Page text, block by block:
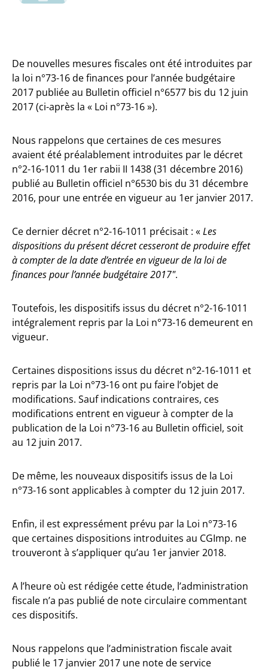
De nouvelles mesures fiscales ont été introduites par
la loi n°73-16 de finances pour l’année budgétaire
2017 publiée au Bulletin officiel n°6577 bis du 12 juin
2017 (ci-après la « Loi n°73-16 »).
Nous rappelons que certaines de ces mesures
avaient été préalablement introduites par le décret
n°2-16-1011 du 1er rabii II 1438 (31 décembre 2016)
publié au Bulletin officiel n°6530 bis du 31 décembre
2016, pour une entrée en vigueur au 1er janvier 2017.
Ce dernier décret n°2-16-1011 précisait : «Les
dispositions du présent décret cesseront de produire effet
à compter de la date d’entrée en vigueur de la loi de
finances pour l’année budgétaire 2017″.
Toutefois, les dispositifs issus du décret n°2-16-1011
intégralement repris par la Loi n°73-16 demeurent en
vigueur.
Certaines dispositions issus du décret n°2-16-1011 et
repris par la Loi n°73-16 ont pu faire l’objet de
modifications. Sauf indications contraires, ces
modifications entrent en vigueur à compter de la
publication de la Loi n°73-16 au Bulletin officiel, soit
au 12 juin 2017.
De même, les nouveaux dispositifs issus de la Loi
n°73-16 sont applicables à compter du 12 juin 2017.
Enfin, il est expressément prévu par la Loi n°73-16
que certaines dispositions introduites au CGImp. ne
trouveront à s’appliquer qu’au 1er janvier 2018.
A l’heure où est rédigée cette étude, l’administration
fiscale n’a pas publié de note circulaire commentant
ces dispositifs.
Nous rappelons que l’administration fiscale avait
publié le 17 janvier 2017 une note de service